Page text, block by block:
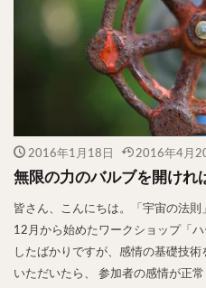
2016年1月18日 2016年4月
無限の力のバルブを開けれ
皆さん、こんにちは。「宇宙の法則
12月から始めたワークショップ「
したばかりですが、感情の基礎技
いただいたら、 参加者の感情が正